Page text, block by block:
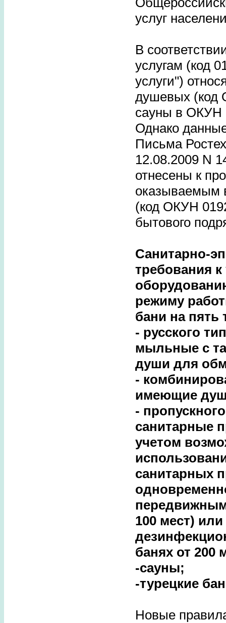
услуг
В
услугам (код
услуги")
душевых (код
сауны в ОКУН
Однако
Письма
12.08.2009 N
отнесены к
оказываемым
(код ОКУН
бытового
Санитарно-
требования к
режиму
бани на пять
- русского
мыльные с
души для
-
имеющие
-
санитарные
учетом
санитарных
100 мест)
банях от 200
-сауны;
-турецкие
Новые